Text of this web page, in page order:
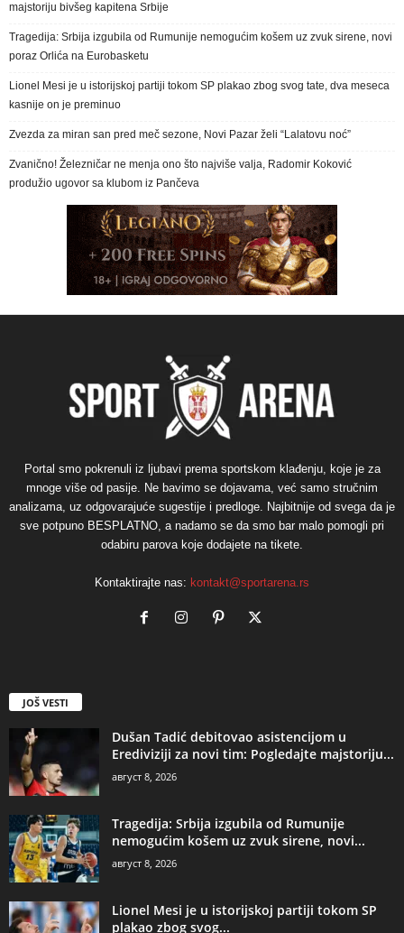
majstoriju bivšeg kapitena Srbije
Tragedija: Srbija izgubila od Rumunije nemogućim košem uz zvuk sirene, novi
poraz Orlića na Eurobasketu
Lionel Mesi je u istorijskoj partiji tokom SP plakao zbog svog tate, dva meseca
kasnije on je preminuo
Zvezda za miran san pred meč sezone, Novi Pazar želi “Lalatovu noć”
Zvanično! Železničar ne menja ono što najviše valja, Radomir Koković
produžio ugovor sa klubom iz Pančeva
Portal smo pokrenuli iz ljubavi prema sportskom klađenju, koje je za
mnoge više od pasije. Ne bavimo se dojavama, već samo stručnim
analizama, uz odgovarajuće sugestije i predloge. Najbitnije od svega da je
sve potpuno BESPLATNO, a nadamo se da smo bar malo pomogli pri
odabiru parova koje dodajete na tikete.
Kontaktirajte nas: kontakt@sportarena.rs
JOŠ VESTI
Dušan Tadić debitovao asistencijom u
Erediviziji za novi tim: Pogledajte majstoriju...
август 8, 2026
Tragedija: Srbija izgubila od Rumunije
nemogućim košem uz zvuk sirene, novi...
август 8, 2026
Lionel Mesi je u istorijskoj partiji tokom SP
plakao zbog svog...